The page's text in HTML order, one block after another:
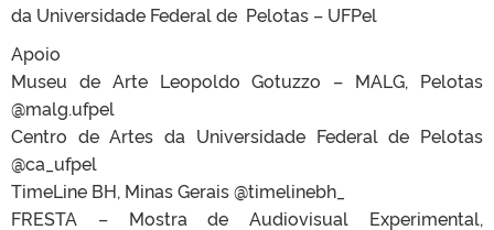
da Universidade Federal de Pelotas – UFPel
Apoio
Museu de Arte Leopoldo Gotuzzo – MALG, Pelotas
@malg.ufpel
Centro de Artes da Universidade Federal de Pelotas
@ca_ufpel
TimeLine BH, Minas Gerais @timelinebh_
FRESTA – Mostra de Audiovisual Experimental,